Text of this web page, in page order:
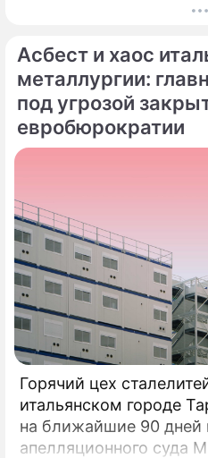
После длительного и
сформирован шорт-
исполнителей.
Асбест и хаос
металлургии:
под угрозой
евробюрократии
Горячий цех
итальянском городе
на ближайшие 90
апелляционного суда